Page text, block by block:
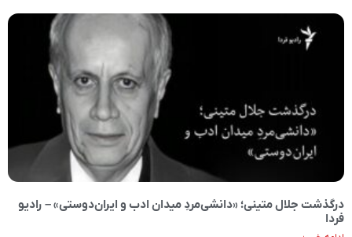
درگذشت جلال متینی؛ «دانشی‌مردِ میدان ادب و ایران‌دوستی» – رادیو
فردا